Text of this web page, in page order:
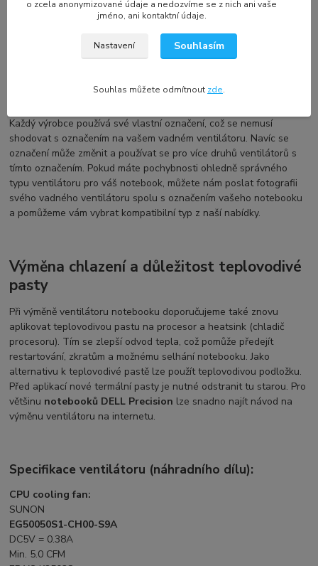
Electronics, Forcecona další, nabízejíventilátory a chlazení
s různými specifikacemi a označeními.
Každý výrobce používá své vlastní označení, což se nemusí
shodovat s označením na vašem vadném ventilátoru. Navíc se
označení může změnit a používat se pro více druhů ventilátorů s
tímto označením. Pokud máte pochybnosti ohledně správného
typu ventilátoru pro váš notebook, můžete nám poslat fotografii
svého vadného ventilátoru spolu s označením vašeho notebooku
a pomůžeme vám vybrat kompatibilní typ z naší nabídky.
Výměna chlazení a důležitost teplovodivé
pasty
Při výměně ventilátoru notebooku doporučujeme také znovu
aplikovat teplovodivou pastu na procesor a heatsink (chladič
procesoru). Tím se zlepší odvod tepla, což pomůže předejít
restartování, zkratům a možnému selhání notebooku. Jako
alternativu k teplovodivé pastě lze použít teplovodivou podložku.
Před aplikací nové termální pasty je nutné odstranit tu starou. Pro
většinu notebooků DELL Precision lze snadno najít návod na
výměnu ventilátoru na internetu.
Specifikace ventilátoru (náhradního dílu):
CPU cooling fan:
SUNON
EG50050S1-CH00-S9A
DC5V = 0.38A
Min. 5.0 CFM
o zcela anonymizované údaje a nedozvíme se z nich ani vaše
jméno, ani kontaktní údaje.
Nastavení Souhlasím
Souhlas můžete odmítnout zde.